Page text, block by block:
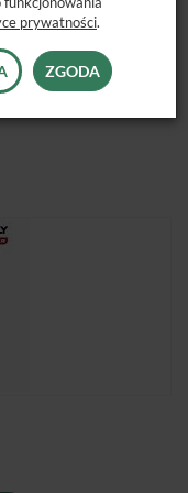
prywatności.
ZGODA